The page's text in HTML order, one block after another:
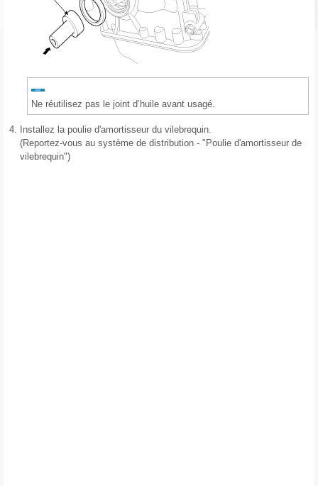
Ne réutilisez pas le joint d’huile avant usagé.
4.
Installez la poulie d'amortisseur du vilebrequin.
(Reportez-vous au système de distribution - "Poulie d'amortisseur de
vilebrequin")